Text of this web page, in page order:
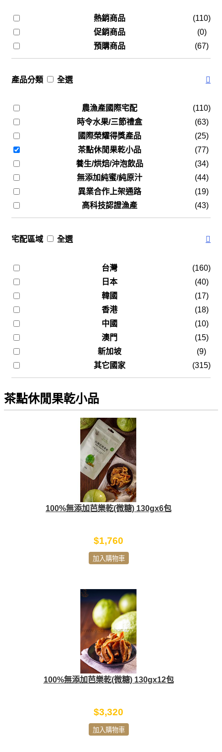
熱銷商品
(110)
促銷商品
(0)
預購商品
(67)
產品分類 全選
農漁產國際宅配
(110)
時令水果/三節禮盒
(63)
國際榮耀得獎產品
(25)
茶點休閒果乾小品
(77)
養生/烘焙/沖泡飲品
(34)
無添加純蜜/純原汁
(44)
異業合作上架通路
(19)
高科技認證漁產
(43)
宅配區域 全選
台灣
(160)
日本
(40)
韓國
(17)
香港
(18)
中國
(10)
澳門
(15)
新加坡
(9)
其它國家
(315)
茶點休閒果乾小品
100%無添加芭樂乾(微糖) 130gx6包
$1,760
加入購物車
100%無添加芭樂乾(微糖) 130gx12包
$3,320
加入購物車